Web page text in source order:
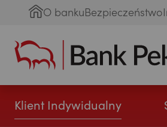
O bankuBezpieczeństwo
Klient Indywidualny